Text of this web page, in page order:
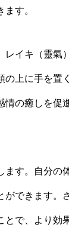
す。
イキ（靈氣
上に手を置
情の癒しを促
す。自分の
できます。
で、より効